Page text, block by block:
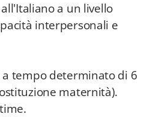
a un livello
interpersonali e
tempo determinato di 6
maternità).